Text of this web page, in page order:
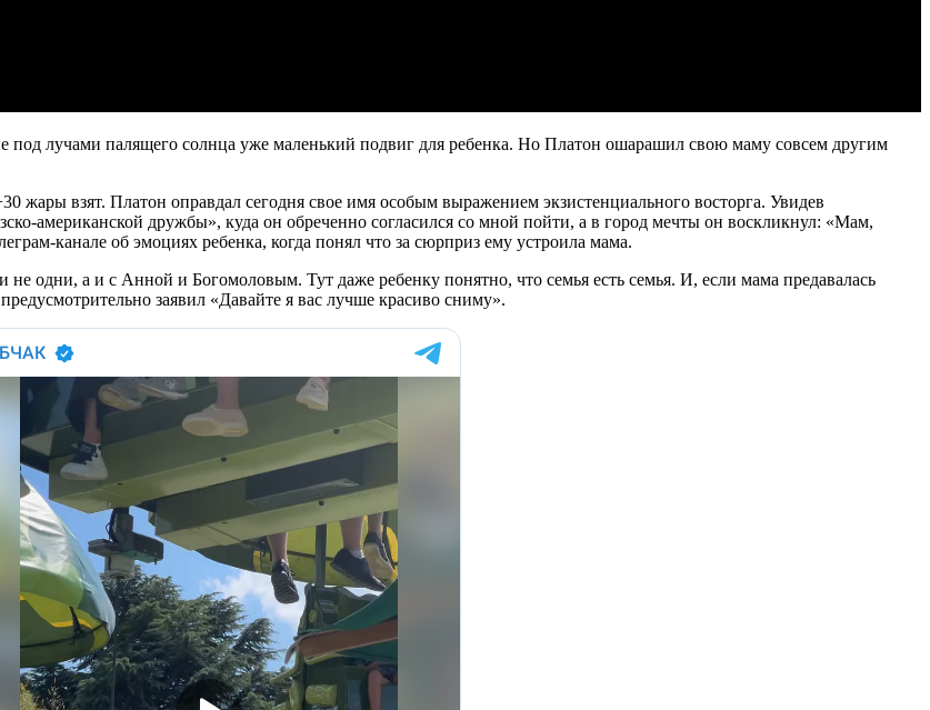
под лучами палящего солнца уже маленький подвиг для ребенка. Но Платон ошарашил свою маму совсем другим
жары взят. Платон оправдал сегодня свое имя особым выражением экзистенциального восторга. Увидев
американской дружбы», куда он обреченно согласился со мной пойти, а в город мечты он воскликнул: «Мам,
канале об эмоциях ребенка, когда понял что за сюрприз ему устроила мама.
одни, а и с Анной и Богомоловым. Тут даже ребенку понятно, что семья есть семья. И, если мама предавалась
заявил «Давайте я вас лучше красиво сниму».